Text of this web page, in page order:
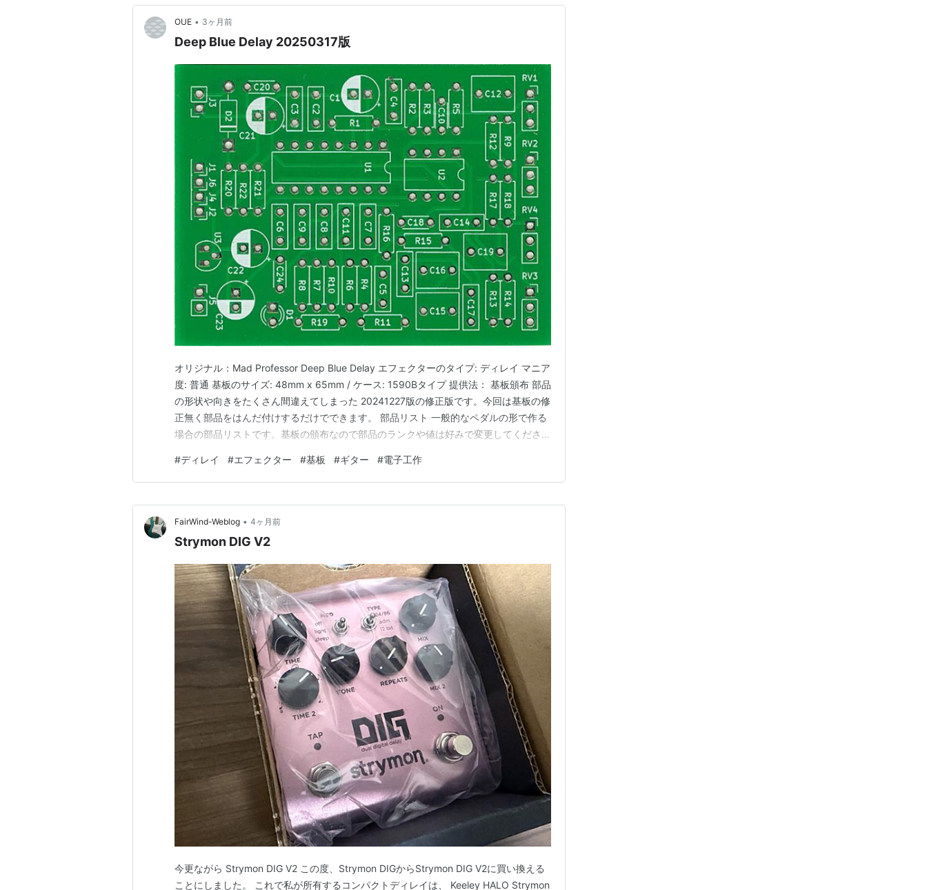
OUE • 3ヶ月前
Deep Blue Delay 20250317版
オリジナル：Mad Professor Deep Blue Delay エフェクターのタイプ: ディレイ マニア
度: 普通 基板のサイズ: 48mm x 65mm / ケース: 1590Bタイプ 提供法： 基板頒布 部品
の形状や向きをたくさん間違えてしまった 20241227版の修正版です。今回は基板の修
正無く部品をはんだ付けするだけでできます。 部品リスト 一般的なペダルの形で作る
場合の部品リストです。基板の頒布なので部品のランクや値は好みで変更してくださ
R5 360k 橙…
#ディレイ #エフェクター #基板 #ギター #電子工作
FairWind-Weblog • 4ヶ月前
Strymon DIG V2
今更ながら Strymon DIG V2 この度、Strymon DIGからStrymon DIG V2に買い換える
ことにしました。 これで私が所有するコンパクトディレイは、 Keeley HALO Strymon